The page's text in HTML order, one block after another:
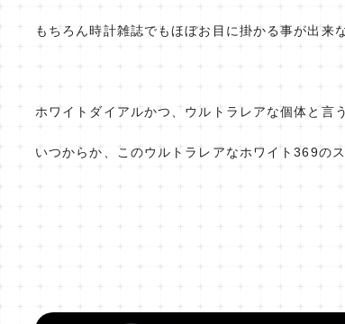
もちろん時計雑誌でもほぼお目に掛かる事が出来
ホワイトダイアルかつ、ウルトラレアな個体と言
いつからか、このウルトラレアなホワイト369の